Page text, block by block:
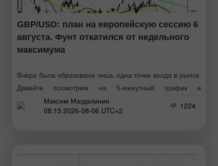
GBP/USD: план на европейскую сессию 6
августа. Фунт откатился от недельного
максимума
Вчера была образована лишь одна точка входа в рынок.
Давайте посмотрим на 5-минутный график и
разберемся с тем, что там произошло. В своем
утреннем прогнозе я обращал внимание на уровень
Максим Магдалинин
08:15 2026-08-06 UTC+2
1224